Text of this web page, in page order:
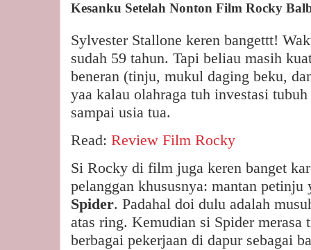
Kesanku Setelah Nonton Film Rocky
Sylvester Stallone keren bangettt!
sudah 59 tahun. Tapi beliau masih
beneran (tinju, mukul daging beku,
yaa kalau olahraga tuh investasi
sampai usia tua.
Read: Review Film Rocky
Si Rocky di film juga keren banget
pelanggan khususnya: mantan
Spider. Padahal doi dulu adalah
atas ring. Kemudian si Spider merasa
berbagai pekerjaan di dapur sebagai